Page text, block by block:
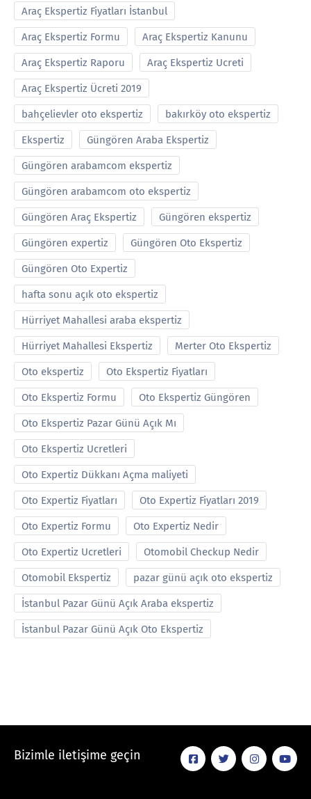
Araç Ekspertiz Fiyatları İstanbul
Araç Ekspertiz Formu Araç Ekspertiz Kanunu
Araç Ekspertiz Raporu Araç Ekspertiz Ucreti
Araç Ekspertiz Ücreti 2019
bahçelievler oto ekspertiz bakırköy oto ekspertiz
Ekspertiz Güngören Araba Ekspertiz
Güngören arabamcom ekspertiz
Güngören arabamcom oto ekspertiz
Güngören Araç Ekspertiz Güngören ekspertiz
Güngören expertiz Güngören Oto Ekspertiz
Güngören Oto Expertiz
hafta sonu açık oto ekspertiz
Hürriyet Mahallesi araba ekspertiz
Hürriyet Mahallesi Ekspertiz Merter Oto Ekspertiz
Oto ekspertiz Oto Ekspertiz Fiyatları
Oto Ekspertiz Formu Oto Ekspertiz Güngören
Oto Ekspertiz Pazar Günü Açık Mı
Oto Ekspertiz Ucretleri
Oto Expertiz Dükkanı Açma maliyeti
Oto Expertiz Fiyatları Oto Expertiz Fiyatları 2019
Oto Expertiz Formu Oto Expertiz Nedir
Oto Expertiz Ucretleri Otomobil Checkup Nedir
Otomobil Ekspertiz pazar günü açık oto ekspertiz
İstanbul Pazar Günü Açık Araba ekspertiz
İstanbul Pazar Günü Açık Oto Ekspertiz
Bizimle iletişime geçin